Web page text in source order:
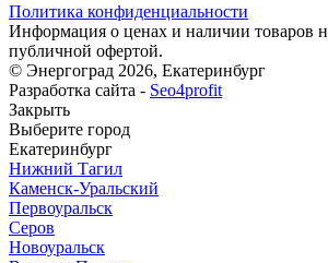
Политика конфиденциальности
Информация о ценах и наличии товаров
публичной офертой.
© Энергоград 2026, Екатеринбург
Разработка сайта - Seo4profit
Закрыть
Выберите город
Екатеринбург
Нижний Тагил
Каменск-Уральский
Первоуральск
Серов
Новоуральск